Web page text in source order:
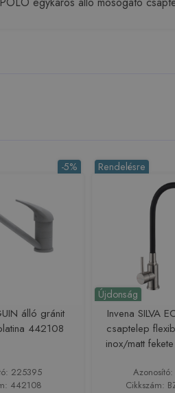
-5%
álló gránit
442108
225395
442108
Újdonság
Rendelésre
Invena SILVA
csaptelep
inox/matt
Cikkszám: